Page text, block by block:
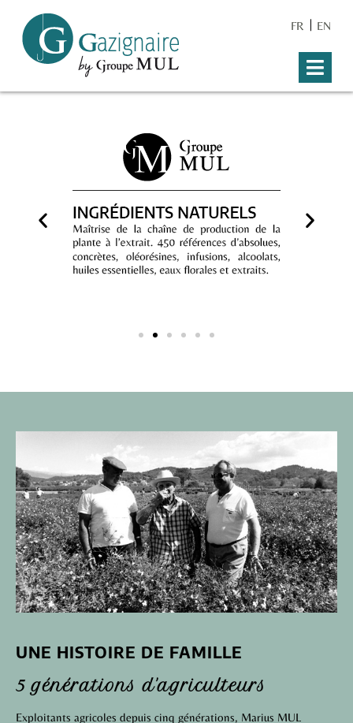
FR EN
UNE HISTOIRE DE FAMILLE
5 générations d'agriculteurs
Exploitants agricoles depuis cinq générations, Marius MUL